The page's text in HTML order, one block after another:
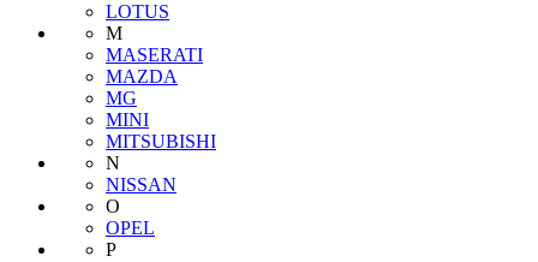
LOTUS
M
MASERATI
MAZDA
MG
MINI
MITSUBISHI
N
NISSAN
O
OPEL
P